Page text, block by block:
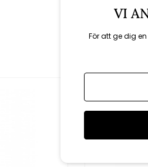
VI
För att ge dig